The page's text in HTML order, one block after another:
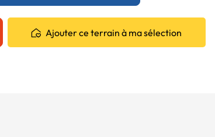
Ajouter ce terrain à ma sélection